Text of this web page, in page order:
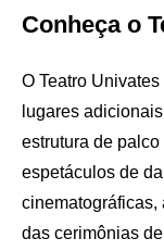
Conheça o
O Teatro
lugares
estrutura de
espetáculos de
cinematográficas,
das cerimônias